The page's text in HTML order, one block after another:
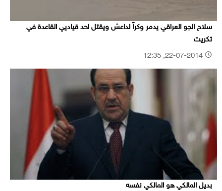
سلاح الجو العراقي يدمر وكراً لداعش ويقتل احد قياديي القاعدة في
تكريت
بديل المالكي هو المالكي نفسه